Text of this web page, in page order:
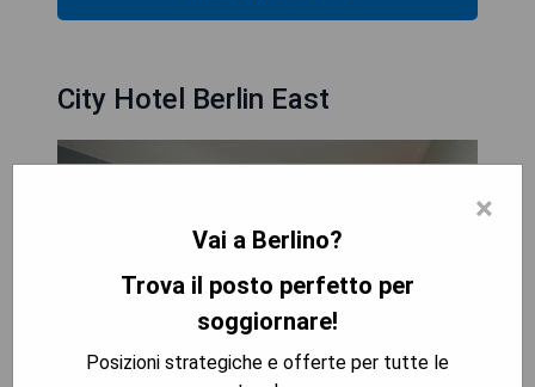
City Hotel Berlin East
×
Vai a Berlino?
Trova il posto perfetto per
soggiornare!
Posizioni strategiche e offerte per tutte le